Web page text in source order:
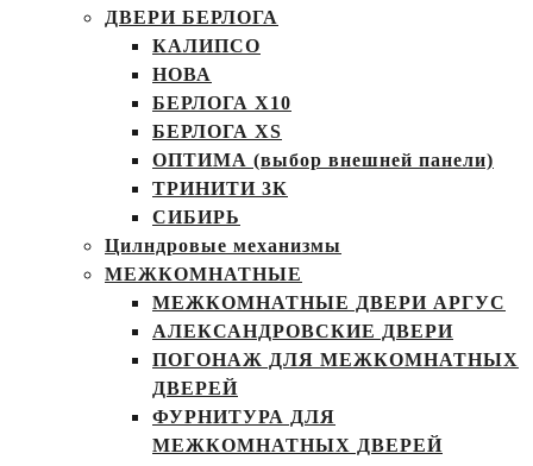
ДВЕРИ БЕРЛОГА
КАЛИПСО
НОВА
БЕРЛОГА Х10
БЕРЛОГА XS
ОПТИМА (выбор внешней панели)
ТРИНИТИ 3К
СИБИРЬ
Цилндровые механизмы
МЕЖКОМНАТНЫЕ
МЕЖКОМНАТНЫЕ ДВЕРИ АРГУС
АЛЕКСАНДРОВСКИЕ ДВЕРИ
ПОГОНАЖ ДЛЯ МЕЖКОМНАТНЫХ
ДВЕРЕЙ
ФУРНИТУРА ДЛЯ
МЕЖКОМНАТНЫХ ДВЕРЕЙ